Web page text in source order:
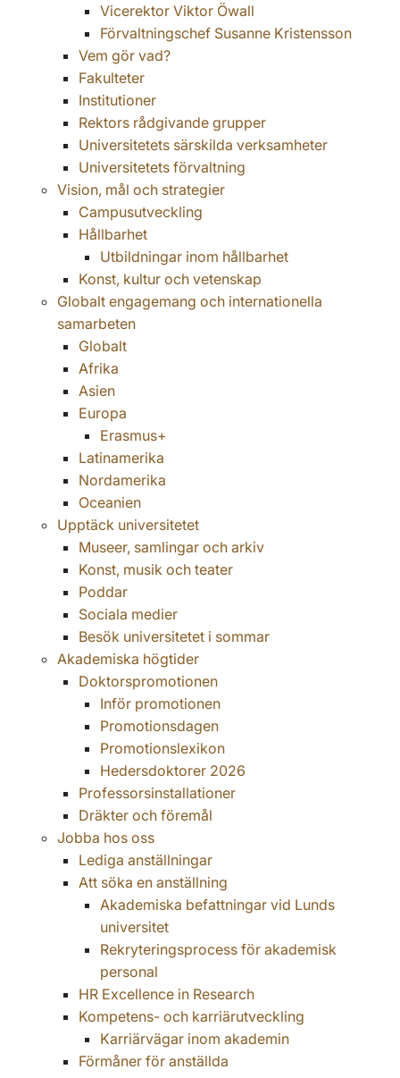
Vicerektor Viktor Öwall
Förvaltningschef Susanne Kristensson
Vem gör vad?
Fakulteter
Institutioner
Rektors rådgivande grupper
Universitetets särskilda verksamheter
Universitetets förvaltning
Vision, mål och strategier
Campusutveckling
Hållbarhet
Utbildningar inom hållbarhet
Konst, kultur och vetenskap
Globalt engagemang och internationella
samarbeten
Globalt
Afrika
Asien
Europa
Erasmus+
Latinamerika
Nordamerika
Oceanien
Upptäck universitetet
Museer, samlingar och arkiv
Konst, musik och teater
Poddar
Sociala medier
Besök universitetet i sommar
Akademiska högtider
Doktorspromotionen
Inför promotionen
Promotionsdagen
Promotionslexikon
Hedersdoktorer 2026
Professorsinstallationer
Dräkter och föremål
Jobba hos oss
Lediga anställningar
Att söka en anställning
Akademiska befattningar vid Lunds
universitet
Rekryteringsprocess för akademisk
personal
HR Excellence in Research
Kompetens- och karriärutveckling
Karriärvägar inom akademin
Förmåner för anställda